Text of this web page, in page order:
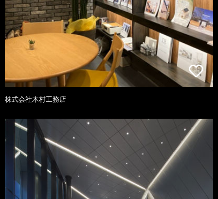
株式会社木村工務店